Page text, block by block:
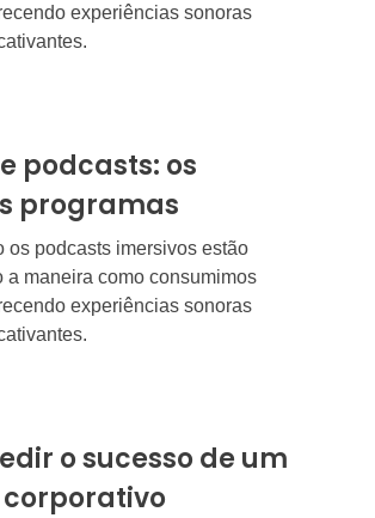
experiências sonoras
podcasts: os
programas
os podcasts imersivos estão
a maneira como consumimos
experiências sonoras
o sucesso de um